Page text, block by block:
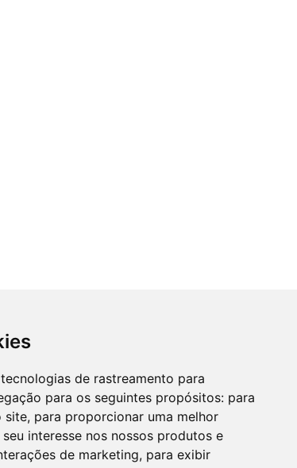
de rastreamento para
para os seguintes propósitos: para
site, para proporcionar uma melhor
interesse nos nossos produtos e
de marketing, para exibir